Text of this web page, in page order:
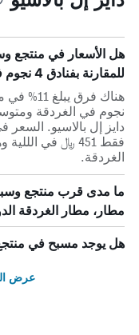
هل الأسعار في منتجع
للمقارنة بفنادق 4 نجوم في الغردقة؟
نجوم في الغردقة
دايز إل بالاسيو. السعر
فقط 451 ﷼ في
الغردقة.
ما مدى قرب منتجع
مطار، مطار الغردقة
هل يوجد مسبح في
عرض